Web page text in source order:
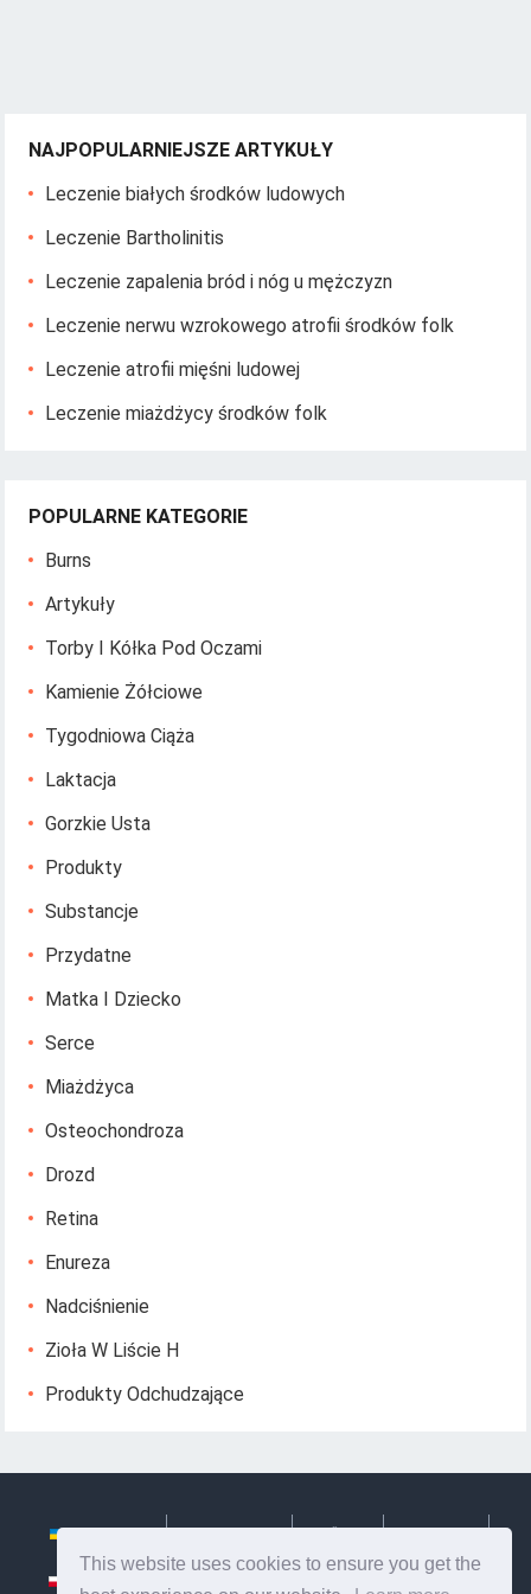
This website uses cookies to ensure you get the
NAJPOPULARNIEJSZE ARTYKUŁY
Leczenie białych środków ludowych
Leczenie Bartholinitis
Leczenie zapalenia bród i nóg u mężczyzn
Leczenie nerwu wzrokowego atrofii środków folk
Leczenie atrofii mięśni ludowej
Leczenie miażdżycy środków folk
POPULARNE KATEGORIE
Burns
Artykuły
Torby I Kółka Pod Oczami
Kamienie Żółciowe
Tygodniowa Ciąża
Laktacja
Gorzkie Usta
Produkty
Substancje
Przydatne
Matka I Dziecko
Serce
Miażdżyca
Osteochondroza
Drozd
Retina
Enureza
Nadciśnienie
Zioła W Liście H
Produkty Odchudzające